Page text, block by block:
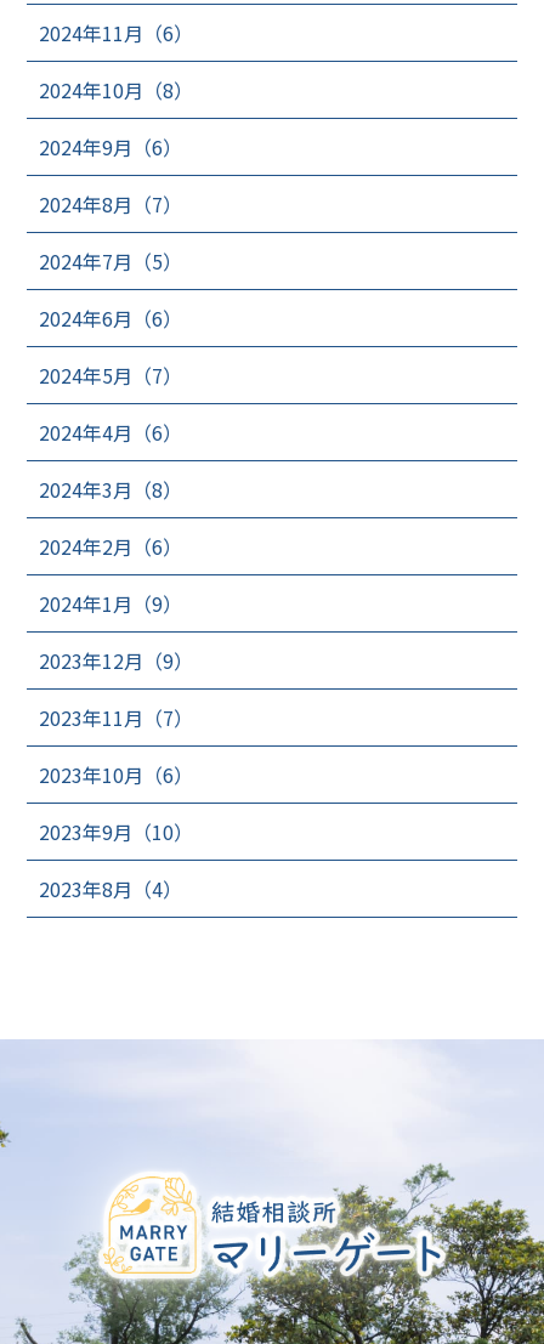
2024年11月（6）
2024年10月（8）
2024年9月（6）
2024年8月（7）
2024年7月（5）
2024年6月（6）
2024年5月（7）
2024年4月（6）
2024年3月（8）
2024年2月（6）
2024年1月（9）
2023年12月（9）
2023年11月（7）
2023年10月（6）
2023年9月（10）
2023年8月（4）